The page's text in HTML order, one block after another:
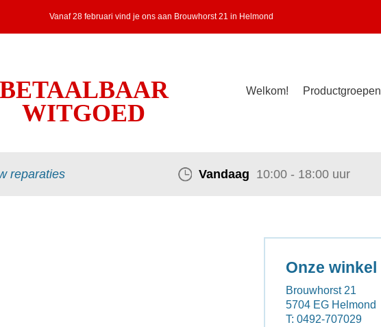
Vanaf 28 februari vind je ons aan Brouwhorst 21 in Helmond
BETAALBAAR
WITGOED
Welkom! Productgroepen
reparaties Vandaag 10:00 - 18:00 uur
Onze winkel
Brouwhorst 21
5704 EG Helmond
T: 0492-707029